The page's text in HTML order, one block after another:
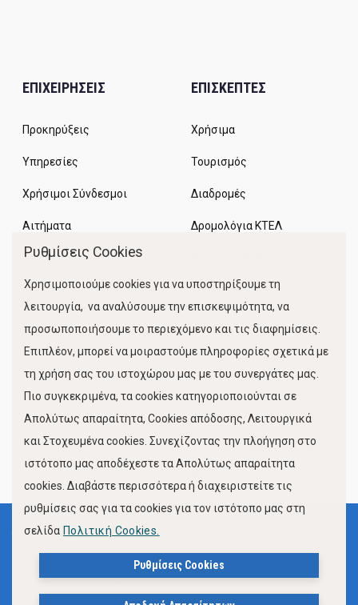
ΕΠΙΧΕΙΡΗΣΕΙΣ
Προκηρύξεις
Υπηρεσίες
Χρήσιμοι Σύνδεσμοι
Αιτήματα
ΕΠΙΣΚΕΠΤΕΣ
Χρήσιμα
Τουρισμός
Διαδρομές
Δρομολόγια ΚΤΕΛ
Κίνηση Λιμένος
FOLLOW US
Όροι Χρήσης
Πολιτική Προστασίας Προσωπικών Δεδομένων
Ρυθμίσεις Cookies
Χρησιμοποιούμε cookies για να υποστηρίξουμε τη
λειτουργία, να αναλύσουμε την επισκεψιμότητα, να
προσωποποιήσουμε το περιεχόμενο και τις διαφημίσεις.
Επιπλέον, μπορεί να μοιραστούμε πληροφορίες σχετικά με
τη χρήση σας του ιστοχώρου μας με του συνεργάτες μας.
Πιο συγκεκριμένα, τα cookies κατηγοριοποιούνται σε
Απολύτως απαραίτητα, Cookies απόδοσης, Λειτουργικά
και Στοχευμένα cookies. Συνεχίζοντας την πλοήγηση στο
ιστότοπο μας αποδέχεστε τα Απολύτως απαραίτητα
cookies. Διαβάστε περισσότερα ή διαχειριστείτε τις
ρυθμίσεις σας για τα cookies για τον ιστότοπο μας στη
σελίδα Πολιτική Cookies.
Ρυθμίσεις Cookies